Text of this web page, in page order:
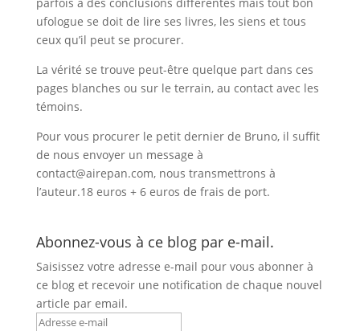
ufologue se doit de lire ses livres, les siens et tous
ceux qu’il peut se procurer.
La vérité se trouve peut-être quelque part dans ces
pages blanches ou sur le terrain, au contact avec les
témoins.
Pour vous procurer le petit dernier de Bruno, il suffit
de nous envoyer un message à
contact@airepan.com, nous transmettrons à
l’auteur.18 euros + 6 euros de frais de port.
Abonnez-vous à ce blog par e-mail.
Saisissez votre adresse e-mail pour vous abonner à
ce blog et recevoir une notification de chaque nouvel
article par email.
Adresse